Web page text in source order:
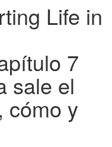
Life in
7
sale el
cómo y